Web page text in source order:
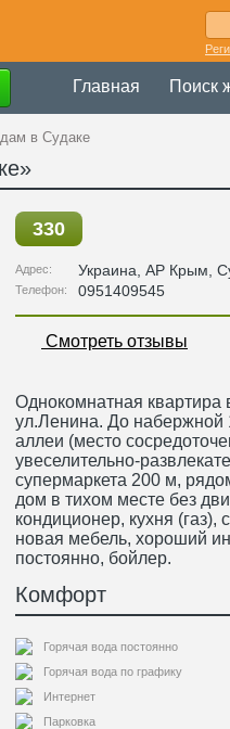
Главная Поиск
в Судаке
330
Адрес: Украина АР Крым ,
Телефон: 0951409545
Смотреть отзывы
Однокомнатная квартира
ул.Ленина. До набержной
аллеи (место
увеселительно-
супермаркета 200 м,
дом в тихом месте без
кондиционер, кухня (газ),
новая мебель, хороший
постоянно, бойлер.
Комфорт
Горячая вода постоянно
Горячая вода по графику
Интернет
Парковка